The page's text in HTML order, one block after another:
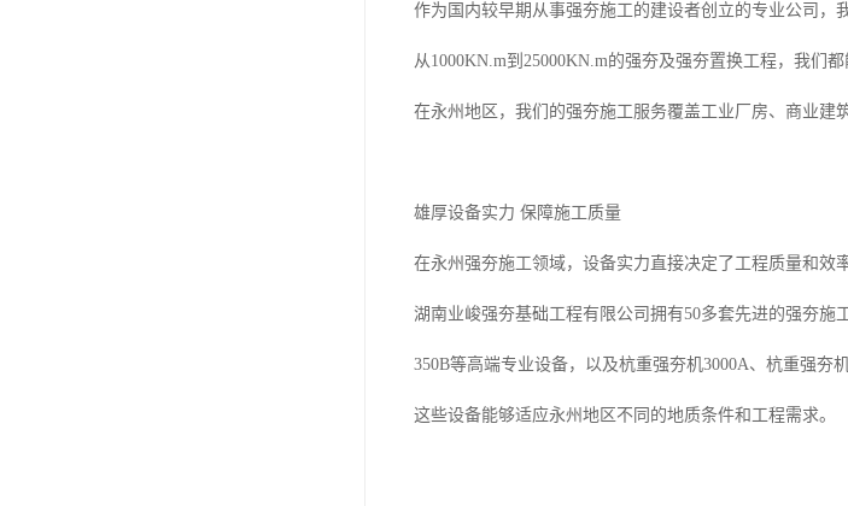
作为国内较早期从事强夯施工的建设者创立的专业公司，
从1000KN.m到25000KN.m的强夯及强夯置换工程，我们
在永州地区，我们的强夯施工服务覆盖工业厂房、商业建
雄厚设备实力 保障施工质量
在永州强夯施工领域，设备实力直接决定了工程质量和效率
湖南业峻强夯基础工程有限公司拥有50多套先进的强夯施
350B等高端专业设备，以及杭重强夯机3000A、杭重强夯
这些设备能够适应永州地区不同的地质条件和工程需求。